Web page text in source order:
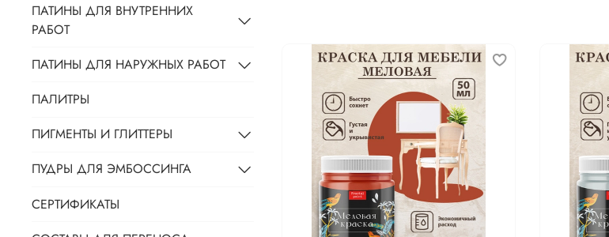
ПАТИНЫ ДЛЯ ВНУТРЕННИХ
РАБОТ
ПАТИНЫ ДЛЯ НАРУЖНЫХ РАБОТ
ПАЛИТРЫ
ПИГМЕНТЫ И ГЛИТТЕРЫ
ПУДРЫ ДЛЯ ЭМБОССИНГА
СЕРТИФИКАТЫ